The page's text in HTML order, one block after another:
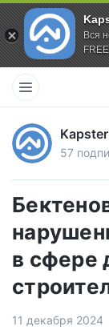
Вся
57
в сфере
11 декабря 2024